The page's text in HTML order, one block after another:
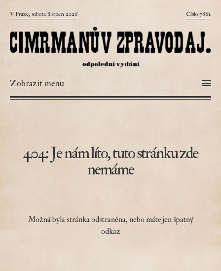
V Praze, sobota 8.srpen 2026 Číslo 7861.
Zobrazit menu
404: Je nám líto, tuto stránku zde
nemáme
Možná byla stránka odstraněna, nebo máte jen špatný
odkaz